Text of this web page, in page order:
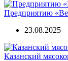
Предприятию
23.08.2025
Казанский